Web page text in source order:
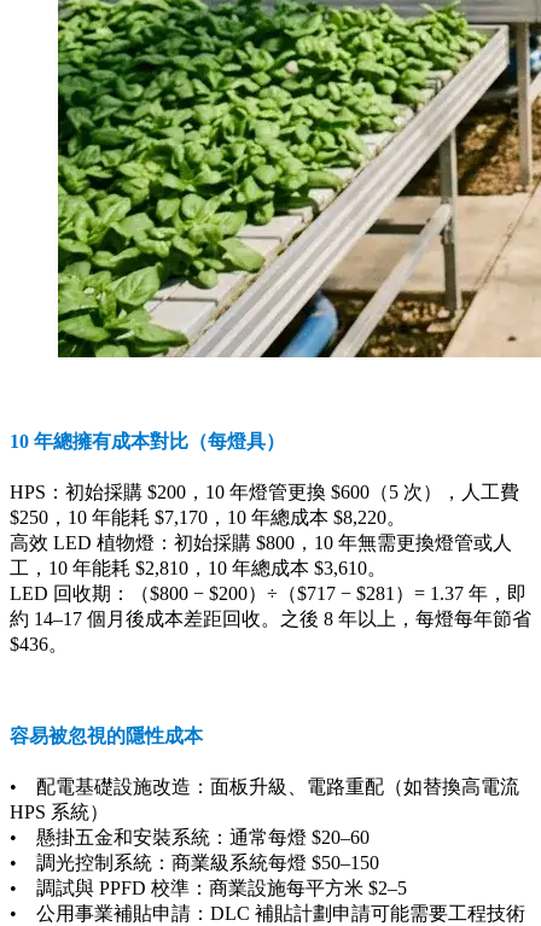
10 年總擁有成本對比（每燈具）
HPS：初始採購 $200，10 年燈管更換 $600（5 次），人工費
$250，10 年能耗 $7,170，10 年總成本 $8,220。
高效 LED 植物燈：初始採購 $800，10 年無需更換燈管或人
工，10 年能耗 $2,810，10 年總成本 $3,610。
LED 回收期：（$800 − $200）÷（$717 − $281）= 1.37 年，即
約 14–17 個月後成本差距回收。之後 8 年以上，每燈每年節省
$436。
容易被忽視的隱性成本
• 配電基礎設施改造：面板升級、電路重配（如替換高電流
HPS 系統）
• 懸掛五金和安裝系統：通常每燈 $20–60
• 調光控制系統：商業級系統每燈 $50–150
• 調試與 PPFD 校準：商業設施每平方米 $2–5
• 公用事業補貼申請：DLC 補貼計劃申請可能需要工程技術